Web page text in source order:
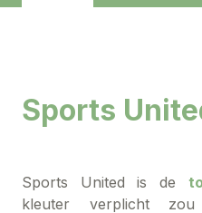
Sports
Sports United is de
kleuter verplicht zou